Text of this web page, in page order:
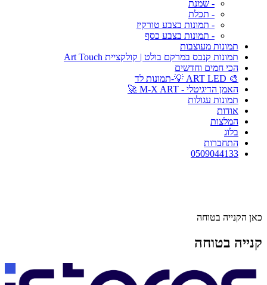
- שמנת
- תכלת
- תמונות בצבע טורקיז
- תמונות בצבע כסף
תמונות מעוצבות
תמונות קנבס במרקם בולט | קולקציית Art Touch
הכי חמים וחדשים
🎨 ART LED 💡-תמונות לד
האמן הדיגיטלי - M-X ART 🚀
תמונות עגולות
אודות
המלצות
בלוג
התחברות
0509044133
כאן הקנייה בטוחה
קנייה בטוחה